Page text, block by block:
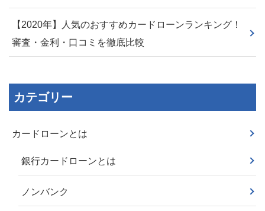
【2020年】人気のおすすめカードローンランキング！
審査・金利・口コミを徹底比較
カテゴリー
カードローンとは
銀行カードローンとは
ノンバンク